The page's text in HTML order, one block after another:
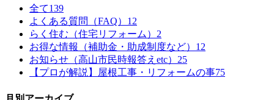
全て139
よくある質問（FAQ） 12
らく住む（住宅リフォーム） 2
お得な情報（補助金・助成制度など） 12
お知らせ（高山市民時報答えetc） 25
【プロが解説】屋根工事・リフォームの事75